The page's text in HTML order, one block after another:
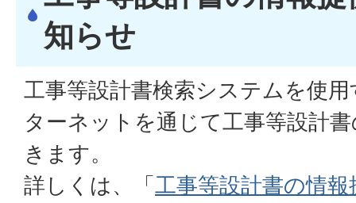
知らせ
工事等設計書検索システムを使
ターネットを通じて工事等設計
きます。
詳しくは、「工事等設計書の情報